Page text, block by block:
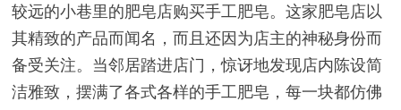
较远的小巷里的肥皂店购买手工肥皂。这家肥皂店以
其精致的产品而闻名，而且还因为店主的神秘身份而
备受关注。当邻居踏进店门，惊讶地发现店内陈设简
洁雅致，摆满了各式各样的手工肥皂，每一块都仿佛